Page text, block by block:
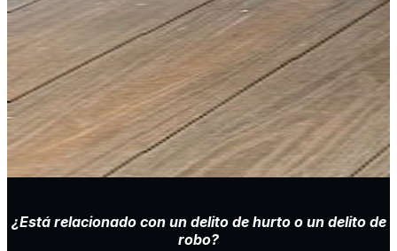
¿Está relacionado con un delito de hurto o un delito de
robo?